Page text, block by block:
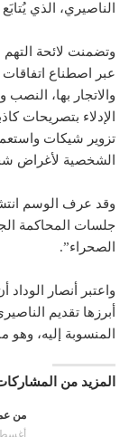
الناصيري، الذي
وتضمنت لائحة
عبر اصطناع
والاتجار بها،
الإدلاء بتصريحات
تزوير شيكات
الشخصية لأغراض
وقد عرف الوسم
جلسات المحاكمة
الصحراء”.
واعتبر أنصار
أبرزها تقديم
المنسوبة إليه، وهو
المزيد من
من
أغسطس